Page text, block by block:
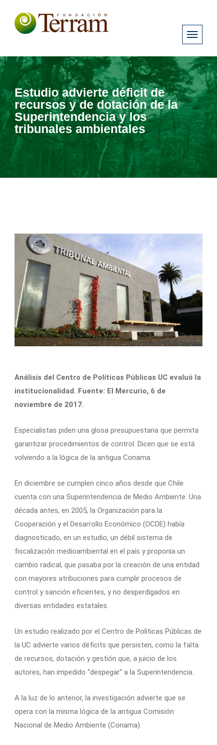
Estudio advierte déficit de
recursos y de dotación de la
Superintendencia y los
tribunales ambientales
Análisis del Centro de Políticas Públicas UC evaluó la
institucionalidad. Fuente: El Mercurio, 6 de
noviembre de 2017.
Especialistas piden una glosa presupuestaria que permita
garantizar procedimientos de control. Dicen que se está
volviendo a la lógica de la antigua Conama.
En diciembre se cumplen cinco años desde que Chile
cuenta con una Superintendencia de Medio Ambiente. Una
década antes, en 2005, la Organización para la
Cooperación y el Desarrollo Económico (OCDE) había
diagnosticado, en un estudio, un débil sistema de
fiscalización medioambiental en el país y proponía un
cambio radical, que pasaba por la creación de una entidad
con mayores atribuciones para cumplir procesos de
control y sanción eficientes, y no desperdigados en
diversas entidades estatales.
Un estudio realizado por el Centro de Políticas Públicas de
la UC advierte varios déficits que persisten, como la falta
de recursos, dotación y gestión que, a juicio de los
autores, han impedido “despegar” a la Superintendencia.
A la luz de lo anterior, la investigación advierte que se
opera con la misma lógica de la antigua Comisión
Nacional de Medio Ambiente (Conama).